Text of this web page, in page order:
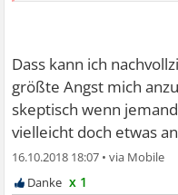
Chemo oder aus
erbricht, ist mir das
Dass kann ich
größte Angst mich
skeptisch wenn
vielleicht doch etwas
16.10.2018 18:07 •
x 1